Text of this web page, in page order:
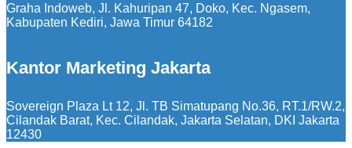
Graha Indoweb, Jl. Kahuripan 47, Doko, Kec. Ngasem,
Kabupaten Kediri, Jawa Timur 64182
Kantor Marketing Jakarta
Sovereign Plaza Lt 12, Jl. TB Simatupang No.36, RT.1/RW.2,
Cilandak Barat, Kec. Cilandak, Jakarta Selatan, DKI Jakarta
12430